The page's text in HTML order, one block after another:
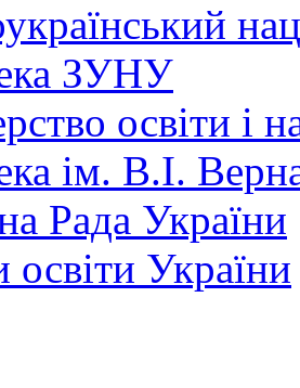
ЗУНУ
освіти і
ім. В.І.
Рада України
освіти України